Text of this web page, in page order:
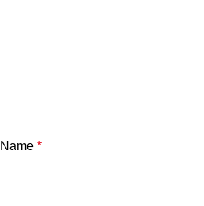
Name *